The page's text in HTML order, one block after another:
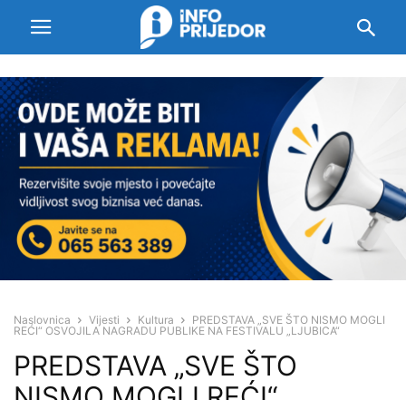
Naslovnica Vijesti Kultura
PREDSTAVA „SVE ŠTO NISMO MOGLI
REĆI“ OSVOJILA NAGRADU PUBLIKE NA FESTIVALU „LJUBICA“
PREDSTAVA „SVE ŠTO